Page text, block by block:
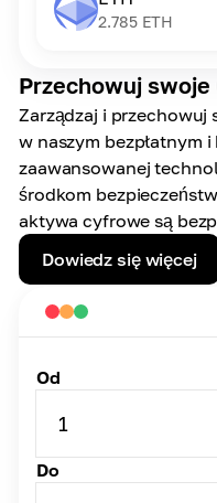
Przechowuj swoje
Zarządzaj i
w naszym bezpłatnym
zaawansowanej
środkom
aktywa cyfrowe są
Dowiedz się więcej
2.785 ETH
Od
1
Do